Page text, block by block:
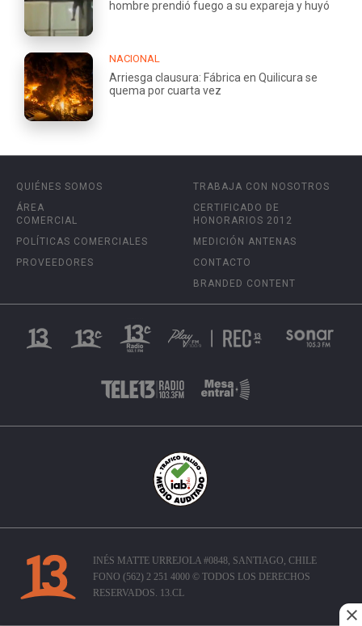
hombre prendió fuego a su expareja y huyó
NACIONAL
Arriesga clausura: Fábrica en Quilicura se
quema por cuarta vez
QUIÉNES SOMOS
ÁREA
COMERCIAL
POLÍTICAS COMERCIALES
PROVEEDORES
TRABAJA CON NOSOTROS
CERTIFICADO DE
HONORARIOS 2012
MEDICIÓN ANTENAS
CONTACTO
BRANDED CONTENT
INÉS MATTE URREJOLA #0848, SANTIAGO, CHILE
FONO (562) 2 251 4000 © TODOS LOS DERECHOS
RESERVADOS. 13.CL